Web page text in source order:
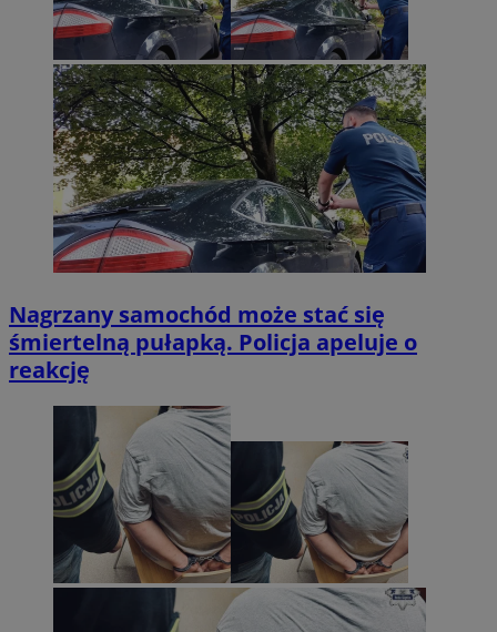
Nagrzany samochód może stać się
śmiertelną pułapką. Policja apeluje o
reakcję